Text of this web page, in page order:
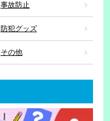
事故防止
防犯グッズ
その他